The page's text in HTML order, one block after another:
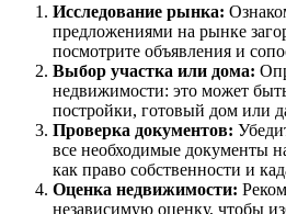
Исследование рынка:
предложениями на рынке
посмотрите объявления и
Выбор участка или дома:
недвижимости: это может
постройки, готовый дом или
Проверка документов:
все необходимые документы
как право собственности и
Оценка недвижимости:
независимую оценку, чтобы